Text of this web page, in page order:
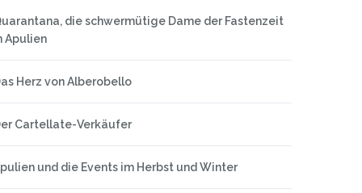
die schwermütige Dame der Fastenzeit
Apulien
Herz von Alberobello
Cartellate-Verkäufer
und die Events im Herbst und Winter